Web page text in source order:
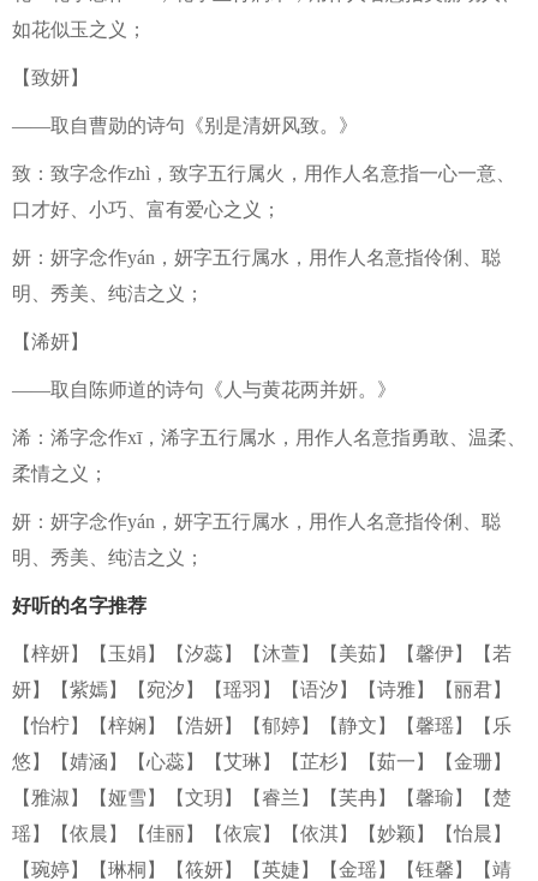
如花似玉之义；
【致妍】
——取自曹勋的诗句《别是清妍风致。》
致：致字念作zhì，致字五行属火，用作人名意指一心一意、
口才好、小巧、富有爱心之义；
妍：妍字念作yán，妍字五行属水，用作人名意指伶俐、聪
明、秀美、纯洁之义；
【浠妍】
——取自陈师道的诗句《人与黄花两并妍。》
浠：浠字念作xī，浠字五行属水，用作人名意指勇敢、温柔、
柔情之义；
妍：妍字念作yán，妍字五行属水，用作人名意指伶俐、聪
明、秀美、纯洁之义；
好听的名字推荐
【梓妍】 【玉娟】 【汐蕊】 【沐萱】 【美茹】 【馨伊】
【若
妍】
【紫嫣】 【宛汐】 【瑶羽】 【语汐】 【诗雅】
【丽君】
【怡柠】
【梓娴】 【浩妍】 【郁婷】 【静文】 【馨瑶】
【乐
悠】
【婧涵】 【心蕊】 【艾琳】 【芷杉】 【茹一】
【金珊】
【雅淑】
【娅雪】 【文玥】 【睿兰】 【芙冉】 【馨瑜】
【楚
瑶】
【依晨】 【佳丽】 【依宸】 【依淇】 【妙颖】
【怡晨】
【琬婷】
【琳桐】 【筱妍】 【英婕】 【金瑶】 【钰馨】
【靖